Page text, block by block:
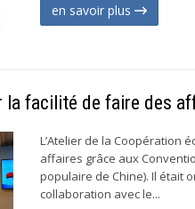
en savoir plus
la facilité de faire des
L’Atelier de la Coopération
affaires grâce aux
populaire de Chine). Il était
collaboration avec le...